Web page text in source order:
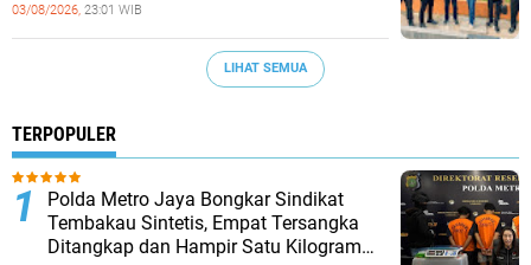
03/08/2026, 23:01 WIB
LIHAT SEMUA
TERPOPULER
‎Polda Metro Jaya Bongkar Sindikat
Tembakau Sintetis, Empat Tersangka
Ditangkap dan Hampir Satu Kilogram